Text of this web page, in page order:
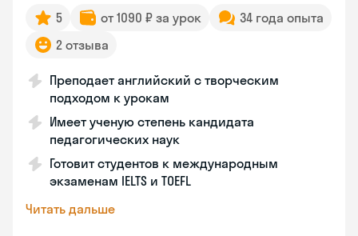
5 от 1090 ₽ за урок
34 года опыта
2 отзыва
Преподает английский с творческим
подходом к урокам
Имеет ученую степень кандидата
педагогических наук
Готовит студентов к международным
экзаменам IELTS и TOEFL
Читать дальше